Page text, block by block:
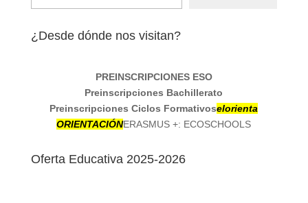
¿Desde dónde nos visitan?
PREINSCRIPCIONES ESO
Preinscripciones Bachillerato
Preinscripciones Ciclos Formativoselorienta
ORIENTACIÓNERASMUS +: ECOSCHOOLS
Oferta Educativa 2025-2026